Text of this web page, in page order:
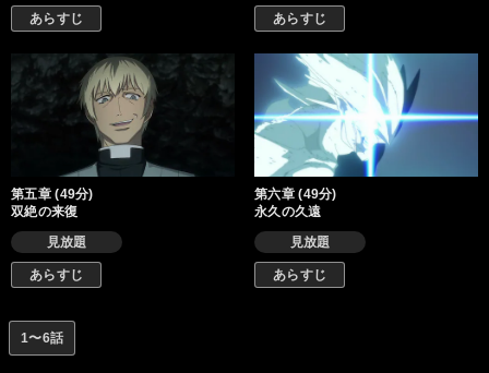
あらすじ あらすじ
第五章 (49分)
双絶の来復
見放題
あらすじ
第六章 (49分)
永久の久遠
見放題
あらすじ
1〜6話